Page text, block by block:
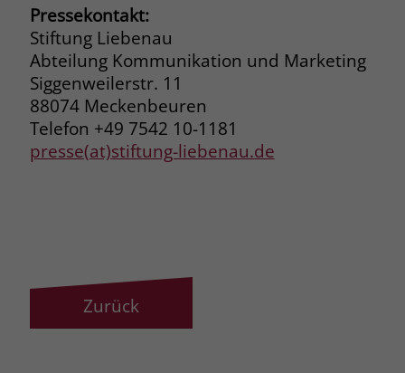
Pressekontakt:
Stiftung Liebenau
Abteilung Kommunikation und Marketing
Siggenweilerstr. 11
88074 Meckenbeuren
Telefon +49 7542 10-1181
presse(at)stiftung-liebenau.de
Zurück
Laufzeit 90 Tage
Zweck
Dieses Cookie wird gesetzt, wenn ein
User über einen Klick auf eine Google
Werbeanzeige auf die Website gelangt.
Es enthält Informationen darüber,
welche Werbeanzeige geklickt wurde,
sodass erzielte Erfolge wie z.B.
Anbieter Facebook